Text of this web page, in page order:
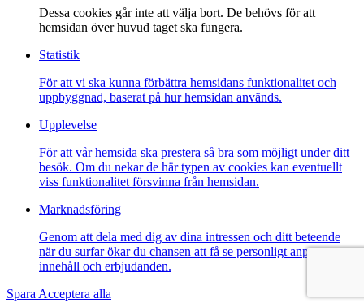
Dessa cookies går inte att välja bort. De behövs för att
hemsidan över huvud taget ska fungera.
Statistik
För att vi ska kunna förbättra hemsidans funktionalitet och
uppbyggnad, baserat på hur hemsidan används.
Upplevelse
För att vår hemsida ska prestera så bra som möjligt under ditt
besök. Om du nekar de här typen av cookies kan eventuellt
viss funktionalitet försvinna från hemsidan.
Marknadsföring
Genom att dela med dig av dina intressen och ditt beteende
när du surfar ökar du chansen att få se personligt anpassat
innehåll och erbjudanden.
Spara Acceptera alla